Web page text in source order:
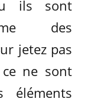
ils sont
des
jetez pas
ne sont
éléments